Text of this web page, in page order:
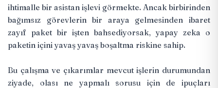
ihtimalle bir asistan işlevi görmekte. Ancak birbirinden
bağımsız görevlerin bir araya gelmesinden ibaret
zayıf paket bir işten bahsediyorsak, yapay zeka o
paketin içini yavaş yavaş boşaltma riskine sahip.
Bu çalışma ve çıkarımlar mevcut işlerin durumundan
ziyade, olası ne yapmalı sorusu için de ipuçları